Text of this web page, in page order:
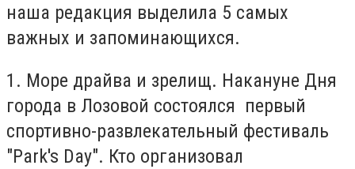
наша редакция выделила 5 самых
важных и запоминающихся.
1. Море драйва и зрелищ. Накануне Дня
города в Лозовой состоялся первый
спортивно-развлекательный фестиваль
"Park's Day". Кто организовал